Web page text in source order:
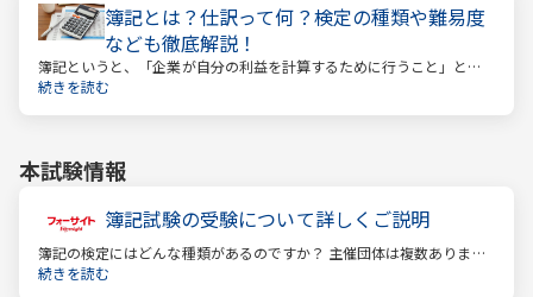
簿記とは？仕訳って何？検定の種類や難易度
なども徹底解説！
簿記というと、「企業が自分の利益を計算するために行うこと」とい
うイメージがあるかもしれません。しかし、それはほんの一側面に過
続きを読む
本試験情報
簿記試験の受験について詳しくご説明
簿記の検定にはどんな種類があるのですか？ 主催団体は複数ありま
す。 もっとも評価の高い「日商検定」をお薦めします。
続きを読む